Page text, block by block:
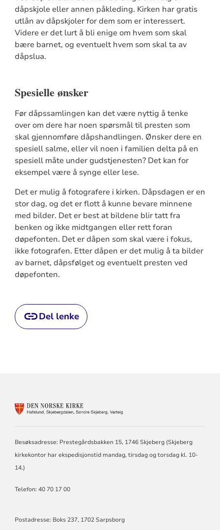
dåpskjole eller annen påkleding. Kirken har gratis
utlån av dåpskjoler for dem som er interessert.
Videre er det lurt å bli enige om hvem som skal
bære barnet, og eventuelt hvem som skal ta av
dåpslua.
Spesielle ønsker
Før dåpssamlingen kan det være nyttig å tenke
over om dere har noen spørsmål til presten som
skal gjennomføre dåpshandlingen. Ønsker dere en
spesiell salme, eller vil noen i familien delta på en
spesiell måte under gudstjenesten? Det kan for
eksempel være å synge eller lese.
Det er mulig å fotografere i kirken. Dåpsdagen er en
stor dag, og det er flott å kunne bevare minnene
med bilder. Det er best at bildene blir tatt fra
benken og ikke midtgangen eller rett foran
døpefonten. Det er dåpen som skal være i fokus,
ikke fotografen. Etter dåpen er det mulig å ta bilder
av barnet, dåpsfølget og eventuelt presten ved
døpefonten.
Del lenke
FOR
SKJEBERG,
SKJEBERGDALEN,
Besøksadresse: Prestegårdsbakken 15, 1746 Skjeberg (Skjeberg
kirkekontor har ekspedisjonstid mandag, tirsdag og torsdag kl. 10-
14.)
Telefon: 40 70 17 00
Postadresse: Boks 237, 1702 Sarpsborg